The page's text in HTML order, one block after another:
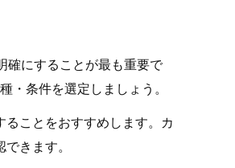
確にすることが最も重要で
条件を選定しましょう。
ことをおすすめします。カ
できます。